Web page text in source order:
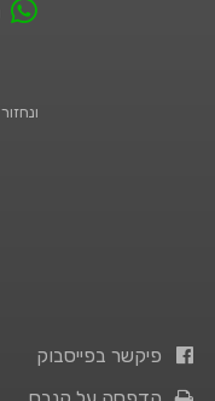
פיקשר בפייסבוק